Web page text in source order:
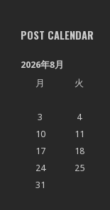
POST CALENDAR
2026年8月
月
火
3
4
10
11
17
18
24
25
31